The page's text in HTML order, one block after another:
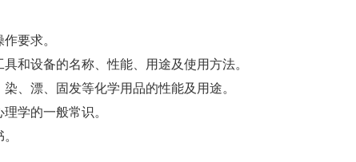
要求。
和设备的名称、性能、用途及使用方法。
、漂、固发等化学用品的性能及用途。
学的一般常识。